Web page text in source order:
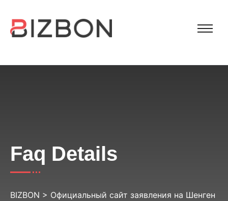
Faq Details
BIZBON > Официальный сайт заявления на Шенген